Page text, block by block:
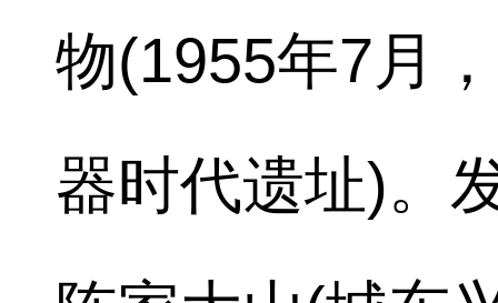
物(1955年7月
器时代遗址)。